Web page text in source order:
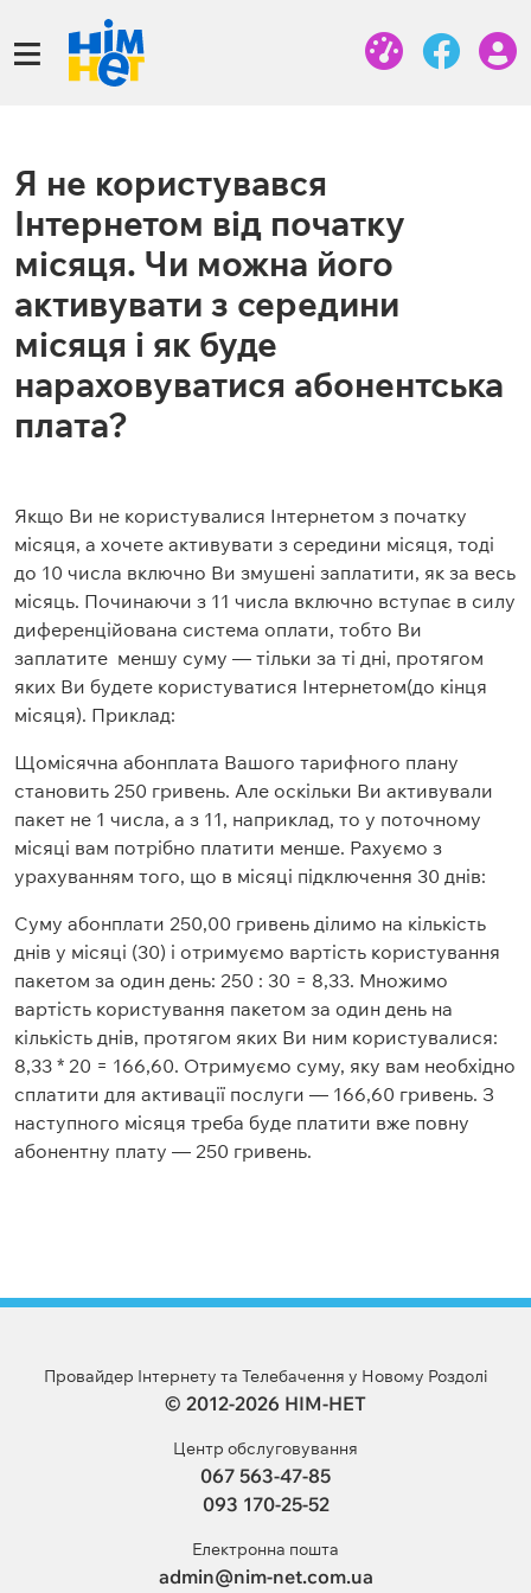
Я не користувався
Інтернетом від початку
місяця. Чи можна його
активувати з середини
місяця і як буде
нараховуватися абонентська
плата?
Якщо Ви не користувалися Інтернетом з початку
місяця, а хочете активувати з середини місяця, тоді
до 10 числа включно Ви змушені заплатити, як за весь
місяць. Починаючи з 11 числа включно вступає в силу
диференційована система оплати, тобто Ви
заплатите меншу суму — тільки за ті дні, протягом
яких Ви будете користуватися Інтернетом(до кінця
місяця). Приклад:
Щомісячна абонплата Вашого тарифного плану
становить 250 гривень. Але оскільки Ви активували
пакет не 1 числа, а з 11, наприклад, то у поточному
місяці вам потрібно платити менше. Рахуємо з
урахуванням того, що в місяці підключення 30 днів:
Суму абонплати 250,00 гривень ділимо на кількість
днів у місяці (30) і отримуємо вартість користування
пакетом за один день: 250 : 30 = 8,33. Множимо
вартість користування пакетом за один день на
кількість днів, протягом яких Ви ним користувалися:
8,33 * 20 = 166,60. Отримуємо суму, яку вам необхідно
сплатити для активації послуги — 166,60 гривень. З
наступного місяця треба буде платити вже повну
абонентну плату — 250 гривень.
Провайдер Інтернету та Телебачення у Новому Роздолі
© 2012-2026 НІМ-НЕТ
Центр обслуговування
067 563-47-85
093 170-25-52
Електронна пошта
admin@nim-net.com.ua